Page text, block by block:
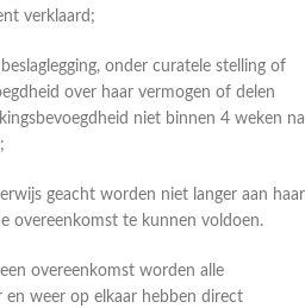
verklaard;
onder curatele stelling of
over haar vermogen of delen
niet binnen 4 weken na
geacht worden niet langer aan haar
overeenkomst te kunnen voldoen.
overeenkomst worden alle
weer op elkaar hebben direct